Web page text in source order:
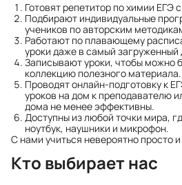
Готовят репетитор по химии ЕГЭ
Подбирают индивидуальные
учеников по авторским
Работают по плавающему
уроки даже в самый загруженный
Записывают уроки, чтобы можно
коллекцию полезного материала.
Проводят онлайн-подготовку к
уроков на дом к преподавателю
дома не менее эффективны.
Доступны из любой точки мира,
ноутбук, наушники и микрофон.
С нами учиться невероятно просто и
Кто выбирает нас